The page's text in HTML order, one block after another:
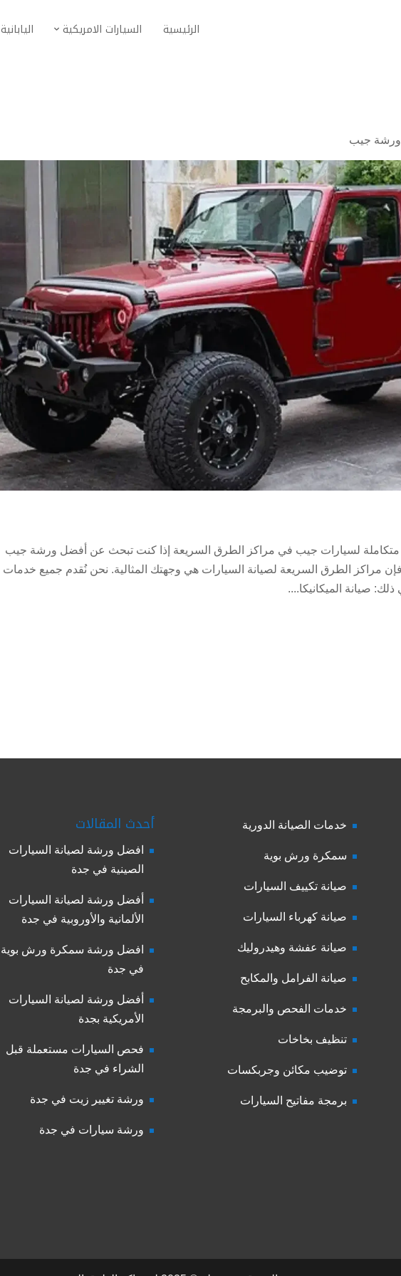
الرئيسية السيارات الامريكية اليابانية
ورشة جيب
لسيارات جيب في مراكز الطرق السريعة إذا كنت تبحث عن أفضل ورشة جيب
مراكز الطرق السريعة لصيانة السيارات هي وجهتك المثالية. نحن نُقدم جميع خدمات
صيانة الميكانيكا....
خدمات الصيانة الدورية
سمكرة ورش بوية
صيانة تكييف السيارات
صيانة كهرباء السيارات
صيانة عفشة وهيدروليك
صيانة الفرامل والمكابح
خدمات الفحص والبرمجة
تنظيف بخاخات
توضيب مكائن وجربكسات
برمجة مفاتيح السيارات
أحدث المقالات
افضل ورشة لصيانة السيارات
الصينية في جدة
أفضل ورشة لصيانة السيارات
الألمانية والأوروبية في جدة
افضل ورشة سمكرة ورش بوية
في جدة
أفضل ورشة لصيانة السيارات
الأمريكية بجدة
فحص السيارات مستعملة قبل
الشراء في جدة
ورشة تغيير زيت في جدة
ورشة سيارات في جدة